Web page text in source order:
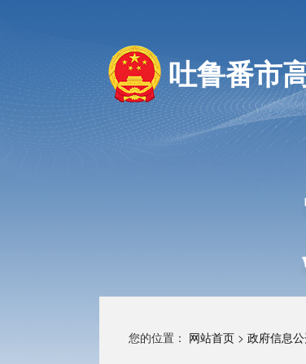
吐鲁番市
您的位置： 网站首页 > 政府信息